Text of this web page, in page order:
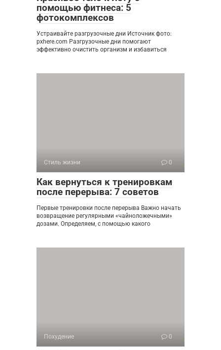
помощью фитнеса: 5
фотокомплексов
Устраивайте разгрузочные дни Источник фото:
pxhere.com Разгрузочные дни помогают
эффективно очистить организм и избавиться
Стиль жизни 0
Как вернуться к тренировкам
после перерыва: 7 советов
Первые тренировки после перерыва Важно начать
возвращение регулярными «чайноложечными»
дозами. Определяем, с помощью какого
Похудение 0